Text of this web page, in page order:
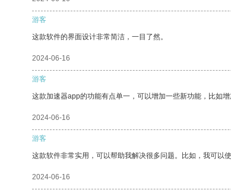
游客
这款软件的界面设计非常简洁，一目了然。
2024-06-16
游客
这款加速器app的功能有点单一，可以增加一些新功能，比如增
2024-06-16
游客
这款软件非常实用，可以帮助我解决很多问题。比如，我可以
2024-06-16